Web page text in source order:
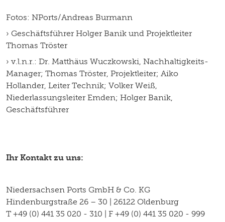
Fotos: NPorts/Andreas Burmann
› Geschäftsführer Holger Banik und Projektleiter
Thomas Tröster
› v.l.n.r.: Dr. Matthäus Wuczkowski, Nachhaltigkeits-
Manager; Thomas Tröster, Projektleiter; Aiko
Hollander, Leiter Technik; Volker Weiß,
Niederlassungsleiter Emden; Holger Banik,
Geschäftsführer
Ihr Kontakt zu uns:
Niedersachsen Ports GmbH & Co. KG
Hindenburgstraße 26 – 30 | 26122 Oldenburg
T +49 (0) 441 35 020 - 310 | F +49 (0) 441 35 020 - 999